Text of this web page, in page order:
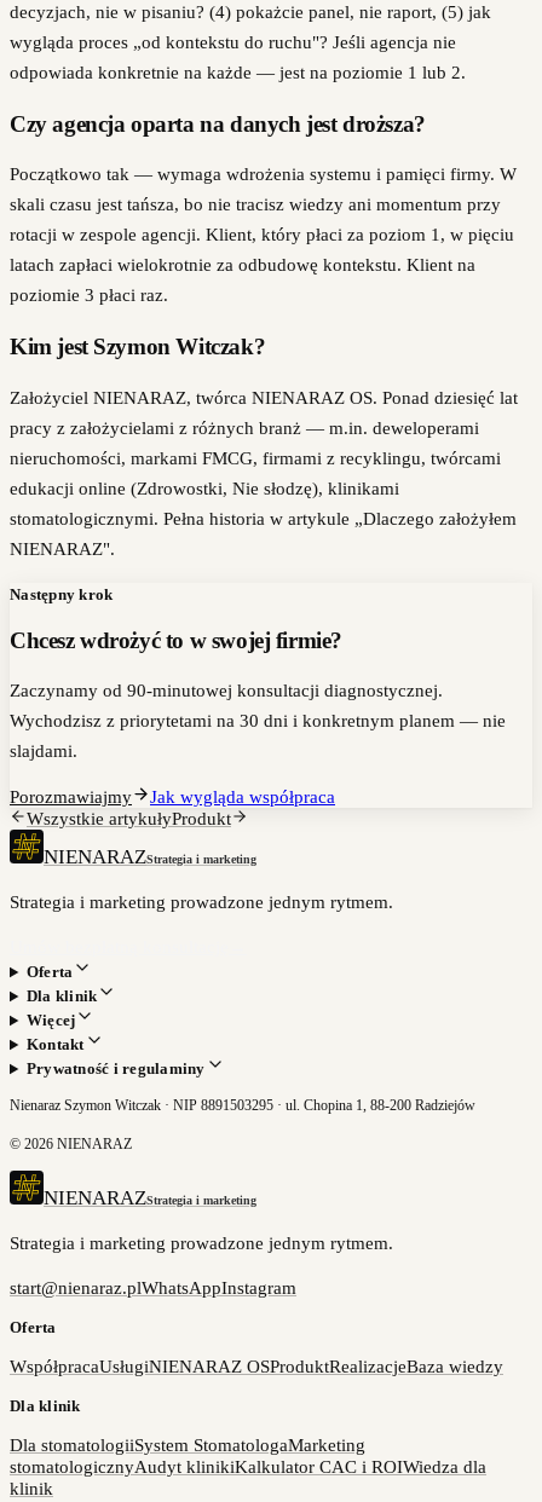
decyzjach, nie w pisaniu? (4) pokażcie panel, nie raport, (5) jak
wygląda proces „od kontekstu do ruchu"? Jeśli agencja nie
odpowiada konkretnie na każde — jest na poziomie 1 lub 2.
Czy agencja oparta na danych jest droższa?
Początkowo tak — wymaga wdrożenia systemu i pamięci firmy. W
skali czasu jest tańsza, bo nie tracisz wiedzy ani momentum przy
rotacji w zespole agencji. Klient, który płaci za poziom 1, w pięciu
latach zapłaci wielokrotnie za odbudowę kontekstu. Klient na
poziomie 3 płaci raz.
Kim jest Szymon Witczak?
Założyciel NIENARAZ, twórca NIENARAZ OS. Ponad dziesięć lat
pracy z założycielami z różnych branż — m.in. deweloperami
nieruchomości, markami FMCG, firmami z recyklingu, twórcami
edukacji online (Zdrowostki, Nie słodzę), klinikami
stomatologicznymi. Pełna historia w artykule „Dlaczego założyłem
NIENARAZ".
Następny krok
Chcesz wdrożyć to w swojej firmie?
Zaczynamy od 90-minutowej konsultacji diagnostycznej.
Wychodzisz z priorytetami na 30 dni i konkretnym planem — nie
slajdami.
Porozmawiajmy
Jak wygląda współpraca
Wszystkie artykułyProdukt
NIENARAZStrategia i marketing
Strategia i marketing prowadzone jednym rytmem.
Oferta
Dla klinik
Więcej
Kontakt
Prywatność i regulaminy
Nienaraz Szymon Witczak · NIP 8891503295 · ul. Chopina 1, 88-200 Radziejów
© 2026 NIENARAZ
NIENARAZStrategia i marketing
Strategia i marketing prowadzone jednym rytmem.
start@nienaraz.plWhatsAppInstagram
Oferta
WspółpracaUsługiNIENARAZ OSProduktRealizacjeBaza wiedzy
Dla klinik
Dla stomatologiiSystem StomatologaMarketing
stomatologicznyAudyt klinikiKalkulator CAC i ROIWiedza dla
klinik